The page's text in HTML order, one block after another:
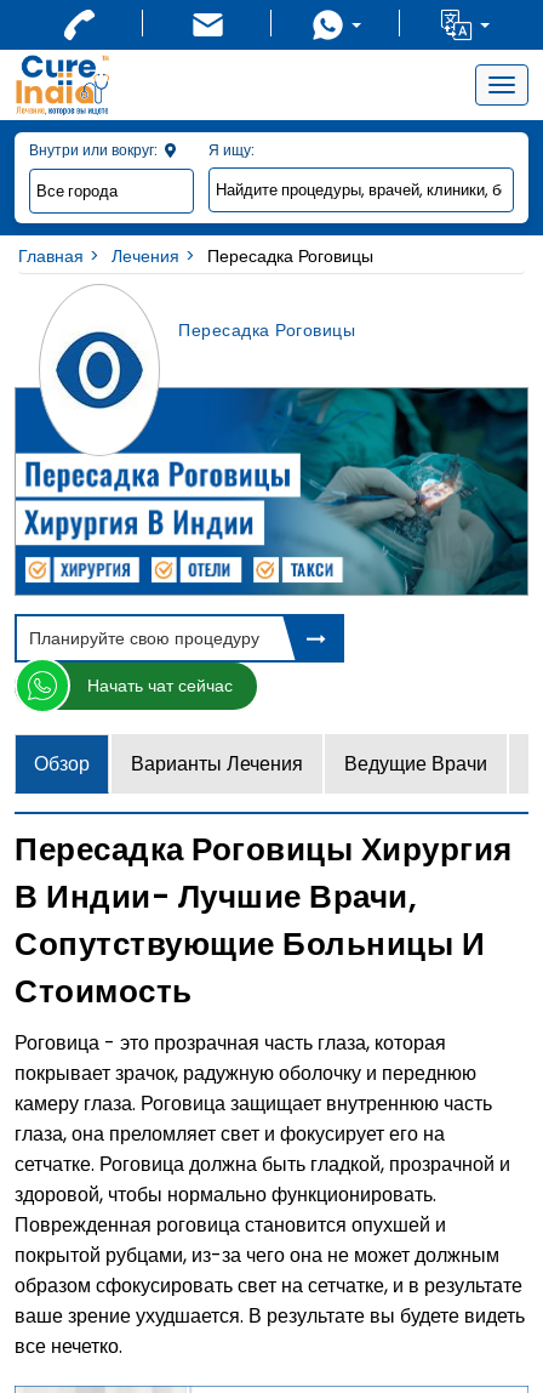
Внутри или вокруг:
Я ищу:
Главная Лечения Пересадка Роговицы
Пересадка Роговицы
Планируйте свою процедуру
Начать чат сейчас
Обзор Варианты Лечения Ведущие Врачи
Пересадка Роговицы Хирургия
В Индии- Лучшие Врачи,
Сопутствующие Больницы И
Стоимость
Роговица - это прозрачная часть глаза, которая
покрывает зрачок, радужную оболочку и переднюю
камеру глаза. Роговица защищает внутреннюю часть
глаза, она преломляет свет и фокусирует его на
сетчатке. Роговица должна быть гладкой, прозрачной и
здоровой, чтобы нормально функционировать.
Поврежденная роговица становится опухшей и
покрытой рубцами, из-за чего она не может должным
образом сфокусировать свет на сетчатке, и в результате
ваше зрение ухудшается. В результате вы будете видеть
все нечетко.